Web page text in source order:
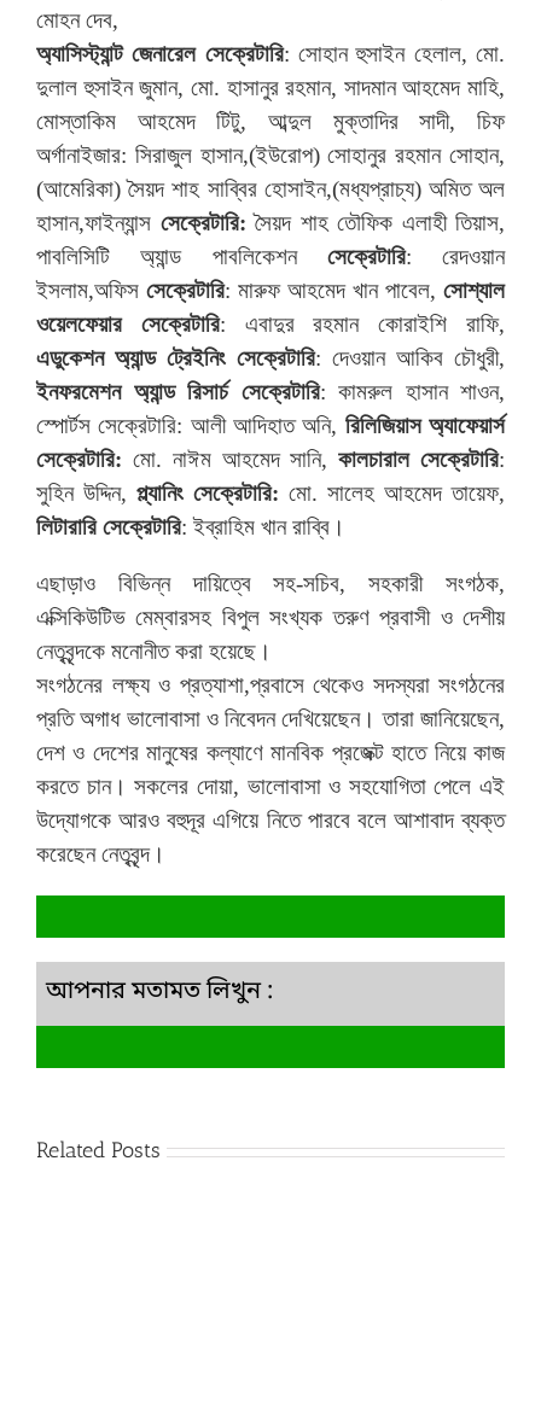
মোহন দেব,
অ্যাসিস্ট্যান্ট জেনারেল সেক্রেটারি: সোহান হুসাইন হেলাল, মো.
দুলাল হুসাইন জুমান, মো. হাসানুর রহমান, সাদমান আহমেদ মাহি,
মোস্তাকিম আহমেদ টিটু, আব্দুল মুক্তাদির সাদী, চিফ
অর্গানাইজার: সিরাজুল হাসান,(ইউরোপ) সোহানুর রহমান সোহান,
(আমেরিকা) সৈয়দ শাহ সাব্বির হোসাইন,(মধ্যপ্রাচ্য) অমিত অল
হাসান,ফাইন্যান্স সেক্রেটারি: সৈয়দ শাহ তৌফিক এলাহী তিয়াস,
পাবলিসিটি অ্যান্ড পাবলিকেশন সেক্রেটারি: রেদওয়ান
ইসলাম,অফিস সেক্রেটারি: মারুফ আহমেদ খান পাবেল, সোশ্যাল
ওয়েলফেয়ার সেক্রেটারি: এবাদুর রহমান কোরাইশি রাফি,
এডুকেশন অ্যান্ড ট্রেইনিং সেক্রেটারি: দেওয়ান আকিব চৌধুরী,
ইনফরমেশন অ্যান্ড রিসার্চ সেক্রেটারি: কামরুল হাসান শাওন,
স্পোর্টস সেক্রেটারি: আলী আদিহাত অনি, রিলিজিয়াস অ্যাফেয়ার্স
সেক্রেটারি: মো. নাঈম আহমেদ সানি,কালচারাল সেক্রেটারি:
সুহিন উদ্দিন, প্ল্যানিং সেক্রেটারি: মো. সালেহ আহমেদ তায়েফ,
লিটারারি সেক্রেটারি: ইব্রাহিম খান রাব্বি।
এছাড়াও বিভিন্ন দায়িত্বে সহ-সচিব, সহকারী সংগঠক,
এক্সিকিউটিভ মেম্বারসহ বিপুল সংখ্যক তরুণ প্রবাসী ও দেশীয়
নেতৃবৃন্দকে মনোনীত করা হয়েছে।
সংগঠনের লক্ষ্য ও প্রত্যাশা,প্রবাসে থেকেও সদস্যরা সংগঠনের
প্রতি অগাধ ভালোবাসা ও নিবেদন দেখিয়েছেন। তারা জানিয়েছেন,
দেশ ও দেশের মানুষের কল্যাণে মানবিক প্রজেক্ট হাতে নিয়ে কাজ
করতে চান। সকলের দোয়া, ভালোবাসা ও সহযোগিতা পেলে এই
উদ্যোগকে আরও বহুদূর এগিয়ে নিতে পারবে বলে আশাবাদ ব্যক্ত
করেছেন নেতৃবৃন্দ।
আপনার মতামত লিখুন :
Related Posts